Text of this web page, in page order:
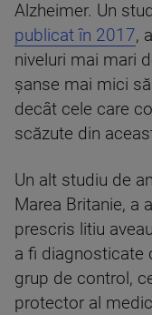
Alzheimer. Un
publicat în 2017,
niveluri mai mari
şanse mai mici
decât cele care
scăzute din
Un alt studiu de
Marea Britanie, a
prescris litiu
a fi diagnosticate
grup de control,
protector al